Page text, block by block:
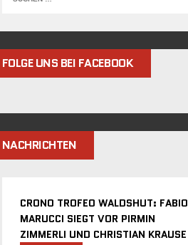
FOLGE UNS BEI FACEBOOK
NACHRICHTEN
CRONO TROFEO WALDSHUT: FABIO
MARUCCI SIEGT VOR PIRMIN
ZIMMERLI UND CHRISTIAN KRAUSE